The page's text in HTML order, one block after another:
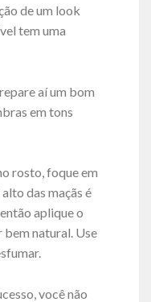
de um look
tem uma
aí um bom
em tons
rosto, foque em
das maçãs é
aplique o
natural. Use
você não